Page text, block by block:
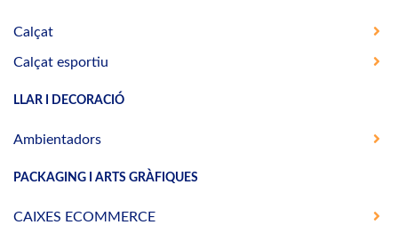
Calçat
Calçat esportiu
LLAR I DECORACIÓ
Ambientadors
PACKAGING I ARTS GRÀFIQUES
CAIXES ECOMMERCE